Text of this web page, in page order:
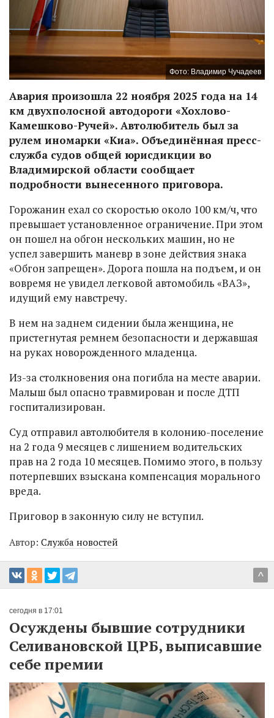
Фото: Владимир Чучадеев
Авария произошла 22 ноября 2025 года на 14
км двухполосной автодороги «Хохлово-
Камешково-Ручей». Автолюбитель был за
рулем иномарки «Киа». Объединённая пресс-
служба судов общей юрисдикции во
Владимирской области сообщает
подробности вынесенного приговора.
Горожанин ехал со скоростью около 100 км/ч, что
превышает установленное ограничение. При этом
он пошел на обгон нескольких машин, но не
успел завершить маневр в зоне действия знака
«Обгон запрещен». Дорога пошла на подъем, и он
вовремя не увидел легковой автомобиль «ВАЗ»,
идущий ему навстречу.
В нем на заднем сидении была женщина, не
пристегнутая ремнем безопасности и державшая
на руках новорожденного младенца.
Из-за столкновения она погибла на месте аварии.
Малыш был опасно травмирован и после ДТП
госпитализирован.
Суд отправил автолюбителя в колонию-поселение
на 2 года 9 месяцев с лишением водительских
прав на 2 года 10 месяцев. Помимо этого, в пользу
потерпевших взыскана компенсация морального
вреда.
Приговор в законную силу не вступил.
Автор: Служба новостей
^
сегодня в 17:01
Осуждены бывшие сотрудники
Селивановской ЦРБ, выписавшие
себе премии